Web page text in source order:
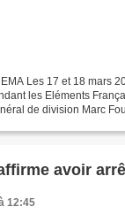
Les 17 et 18 mars
les Eléments
de division Marc
avoir
12:45